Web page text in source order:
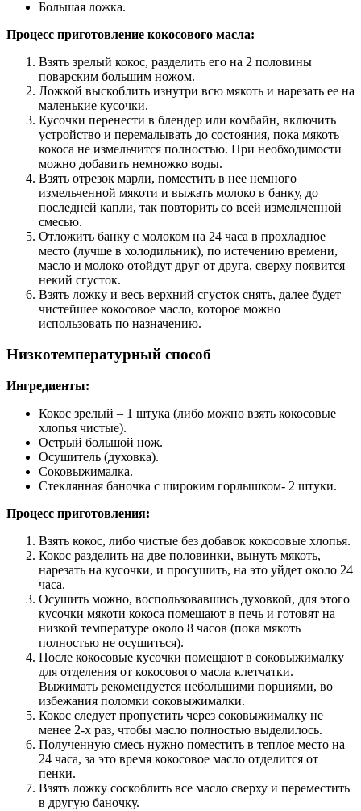
Большая ложка.
Процесс приготовление кокосового масла:
Взять зрелый кокос, разделить его на 2 половины
поварским большим ножом.
Ложкой выскоблить изнутри всю мякоть и нарезать ее на
маленькие кусочки.
Кусочки перенести в блендер или комбайн, включить
устройство и перемалывать до состояния, пока мякоть
кокоса не измельчится полностью. При необходимости
можно добавить немножко воды.
Взять отрезок марли, поместить в нее немного
измельченной мякоти и выжать молоко в банку, до
последней капли, так повторить со всей измельченной
смесью.
Отложить банку с молоком на 24 часа в прохладное
место (лучше в холодильник), по истечению времени,
масло и молоко отойдут друг от друга, сверху появится
некий сгусток.
Взять ложку и весь верхний сгусток снять, далее будет
чистейшее кокосовое масло, которое можно
использовать по назначению.
Низкотемпературный способ
Ингредиенты:
Кокос зрелый – 1 штука (либо можно взять кокосовые
хлопья чистые).
Острый большой нож.
Осушитель (духовка).
Соковыжималка.
Стеклянная баночка с широким горлышком- 2 штуки.
Процесс приготовления:
Взять кокос, либо чистые без добавок кокосовые хлопья.
Кокос разделить на две половинки, вынуть мякоть,
нарезать на кусочки, и просушить, на это уйдет около 24
часа.
Осушить можно, воспользовавшись духовкой, для этого
кусочки мякоти кокоса помешают в печь и готовят на
низкой температуре около 8 часов (пока мякоть
полностью не осушиться).
После кокосовые кусочки помещают в соковыжималку
для отделения от кокосового масла клетчатки.
Выжимать рекомендуется небольшими порциями, во
избежания поломки соковыжималки.
Кокос следует пропустить через соковыжималку не
менее 2-х раз, чтобы масло полностью выделилось.
Полученную смесь нужно поместить в теплое место на
24 часа, за это время кокосовое масло отделится от
пенки.
Взять ложку соскоблить все масло сверху и переместить
в другую баночку.